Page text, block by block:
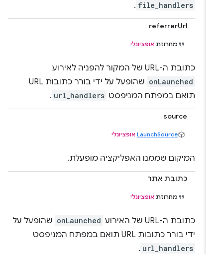
file_handlers
.
referrerUrl
מחרוזתאופציונלי
כתובת ה-URL של המקור להפניה לאירוע
onLaunched
שהופעל על ידי בורר כתובות URL
תואם במפתח המניפסט url_handlers
.
source
LaunchSource אופציונלי
המיקום שממנו האפליקציה מופעלת.
כתובת אתר
מחרוזתאופציונלי
כתובת ה-URL של האירוע onLaunched שהופעל על
ידי בורר כתובות URL תואם במפתח המניפסט
url_handlers
.